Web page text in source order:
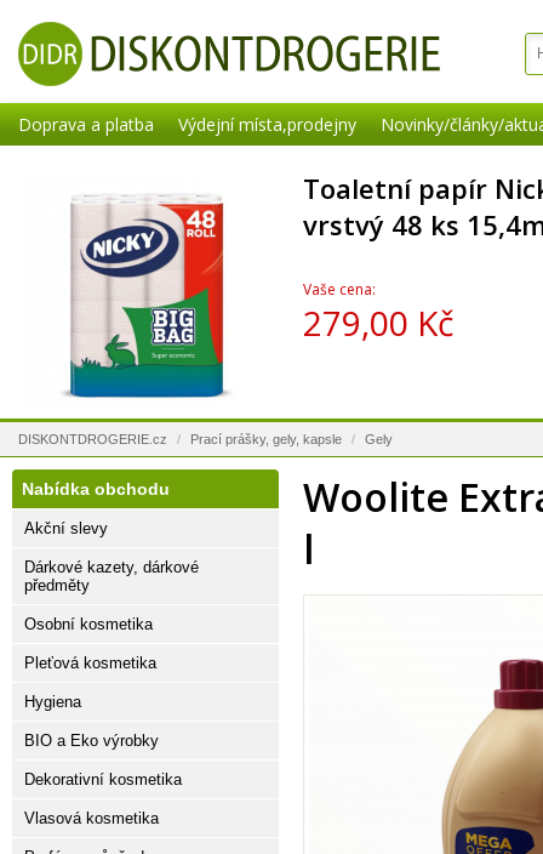
Doprava a platba Výdejní místa,prodejny Novinky/články/
Toaletní papír
vrstvý 48 ks
Vaše cena:
279,00 Kč
DISKONTDROGERIE.cz / Prací prášky, gely, kapsle / Gely
Woolite
l
Nabídka obchodu
Akční slevy
Dárkové kazety, dárkové
předměty
Osobní kosmetika
Pleťová kosmetika
Hygiena
BIO a Eko výrobky
Dekorativní kosmetika
Vlasová kosmetika